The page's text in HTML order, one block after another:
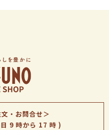
・お問合せ＞
9 時から 17 時 )